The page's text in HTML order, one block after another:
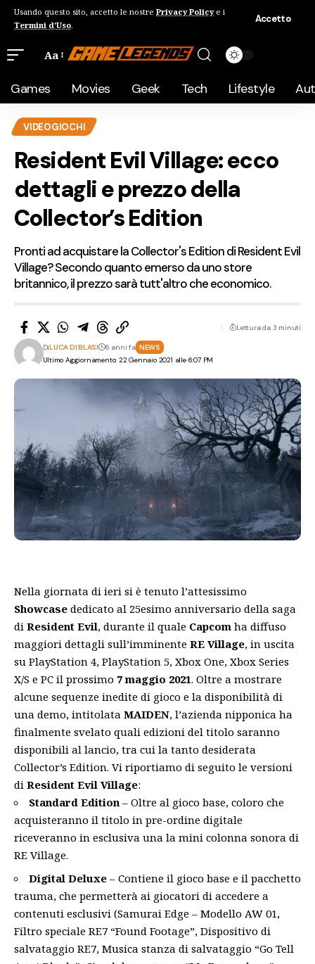
Usando questo sito, accetto le nostre Privacy Policye i
Termini d'Uso.
Accetto
Aa
Games Movies Geek Tech Lifestyle
VIDEOGIOCHI
Resident Evil Village: ecco
dettagli e prezzo della
Collector’s Edition
Pronti ad acquistare la Collector's Edition di Resident Evil
Village? Secondo quanto emerso da uno store
britannico, il prezzo sarà tutt'altro che economico.
Ultimo Aggiornamento: 22 Gennaio 2021 alle 6:07 PM
DiLUCA DI BLASI 6 anni fa NEWS
Lettura da 3 minuti
Nella giornata di ieri si è tenuto l’attesissimo
Showcase dedicato al 25esimo anniversario della saga
di Resident Evil, durante il quale Capcom ha diffuso
maggiori dettagli sull’imminente RE Village, in uscita
su PlayStation 4, PlayStation 5, Xbox One, Xbox Series
X/S e PC il prossimo 7 maggio 2021. Oltre a mostrare
alcune sequenze inedite di gioco e la disponibilità di
una demo, intitolata MAIDEN, l’azienda nipponica ha
finalmente svelato quali edizioni del titolo saranno
disponibili al lancio, tra cui la tanto desiderata
Collector’s Edition. Vi riportiamo di seguito le versioni
di Resident Evil Village:
Standard Edition – Oltre al gioco base, coloro che
acquisteranno il titolo in pre-ordine digitale
riceveranno in esclusiva una la mini colonna sonora di
RE Village.
Digital Deluxe – Contiene il gioco base e il pacchetto
trauma, che permetterà ai giocatori di accedere a
contenuti esclusivi (Samurai Edge – Modello AW 01,
Filtro speciale RE7 “Found Footage”, Dispositivo di
salvataggio RE7, Musica stanza di salvataggio “Go Tell